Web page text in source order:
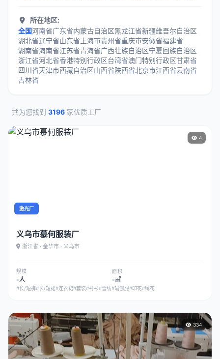
所在地区:
全国河南省广东省内蒙古自治区黑龙江省新疆维吾尔自治区
湖北省辽宁省山东省 上海市贵州省重庆市安徽省福建省
湖南省海南省江苏省青海省广西壮族自治区宁夏回族自治区
浙江省河北省香港特别行政区台湾省澳门特别行政区甘肃省
四川省天津市西藏自治区山西省陕西省北京市江西省云南省
吉林省
共为您找到 3196 家优质工厂
4
激光厂
义乌市慕何服装厂
浙江省 · 金华市 · 义乌市
规模
-人
面积
-㎡
#长/短裤#长/短裙#连衣裙#套装#衬衫#雪纺#瑜伽服#印花#绣花
334